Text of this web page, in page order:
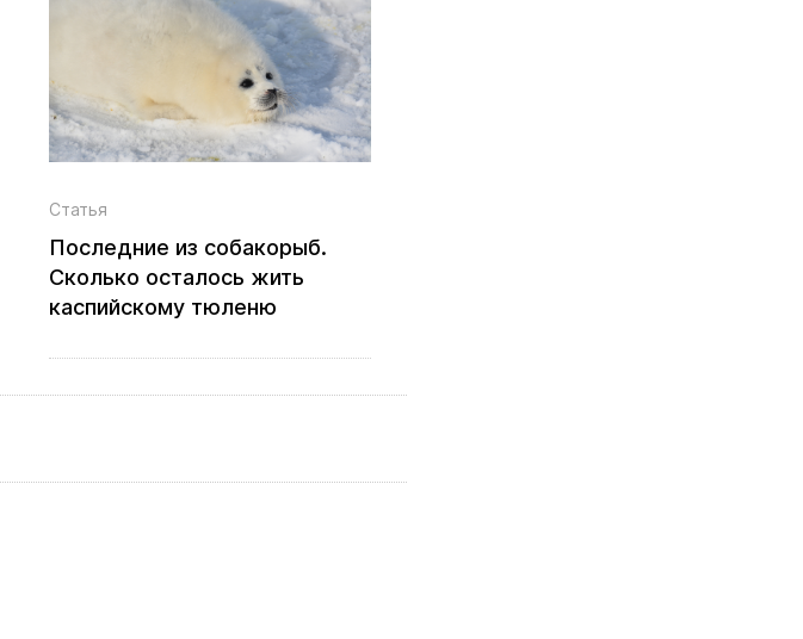
Статья
Последние из собакорыб.
Сколько осталось жить
каспийскому тюленю